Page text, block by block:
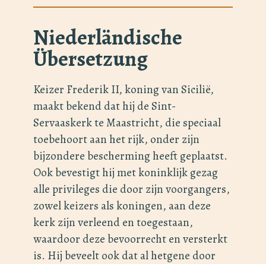
Niederländische
Übersetzung
Keizer Frederik II, koning van Sicilië,
maakt bekend dat hij de Sint-
Servaaskerk te Maastricht, die speciaal
toebehoort aan het rijk, onder zijn
bijzondere bescherming heeft geplaatst.
Ook bevestigt hij met koninklijk gezag
alle privileges die door zijn voorgangers,
zowel keizers als koningen, aan deze
kerk zijn verleend en toegestaan,
waardoor deze bevoorrecht en versterkt
is. Hij beveelt ook dat al hetgene door